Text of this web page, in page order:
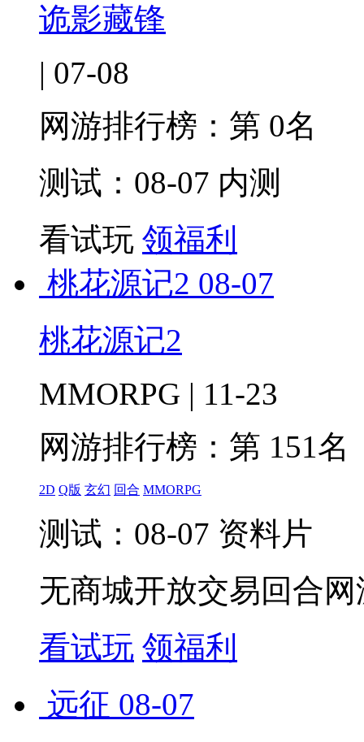
诡影藏锋
| 07-08
网游排行榜： 第 0名
测试：08-07 内测
看试玩 领福利
桃花源记2 08-07
桃花源记2
MMORPG | 11-23
网游排行榜： 第 151名
2D Q版 玄幻 回合 MMORPG
测试：08-07 资料片
无商城开放交易回合网
看试玩 领福利
远征 08-07